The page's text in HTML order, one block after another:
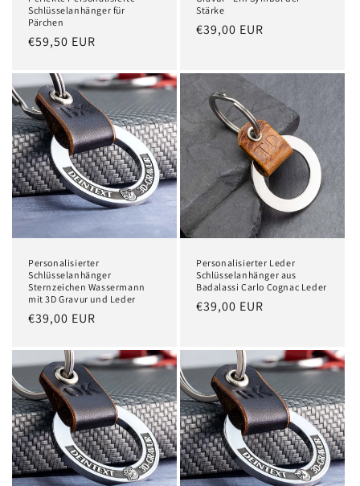
Schlüsselanhänger für
Pärchen
Normaler
€59,50 EUR
Stärke
Normaler
€39,00 EUR
Personalisierter
Schlüsselanhänger
Sternzeichen Wassermann
mit 3D Gravur und Leder
Normaler
€39,00 EUR
Personalisierter Leder
Schlüsselanhänger aus
Badalassi Carlo Cognac Leder
Normaler
€39,00 EUR